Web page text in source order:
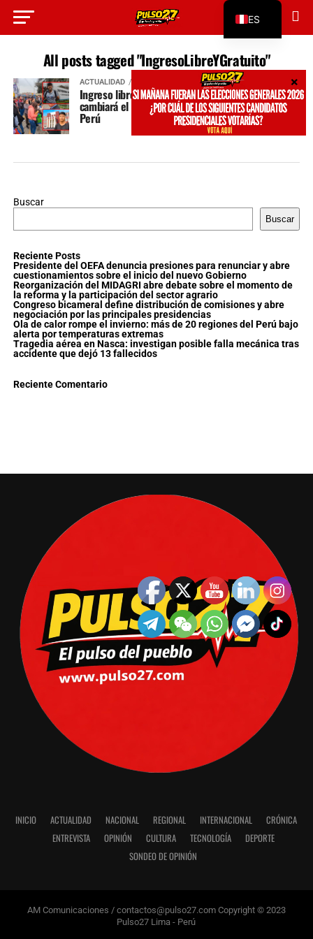
All posts tagged "IngresoLibreYGratuito"
ACTUALIDAD
Ingreso libre y gratuito a universidades públicas
cambiará el futuro de los jóvenes más pobres del
Perú
Buscar
Buscar
Reciente Posts
Presidente del OEFA denuncia presiones para renunciar y abre
cuestionamientos sobre el inicio del nuevo Gobierno
Reorganización del MIDAGRI abre debate sobre el momento de
la reforma y la participación del sector agrario
Congreso bicameral define distribución de comisiones y abre
negociación por las principales presidencias
Ola de calor rompe el invierno: más de 20 regiones del Perú bajo
alerta por temperaturas extremas
Tragedia aérea en Nasca: investigan posible falla mecánica tras
accidente que dejó 13 fallecidos
Reciente Comentario
INICIO ACTUALIDAD NACIONAL REGIONAL INTERNACIONAL
CRÓNICA
ENTREVISTA
OPINIÓN CULTURA TECNOLOGÍA
DEPORTE
SONDEO DE OPINIÓN
AM Comunicaciones / contactos@pulso27.com Copyright © 2023
Pulso27 Lima - Perú
ES
EN